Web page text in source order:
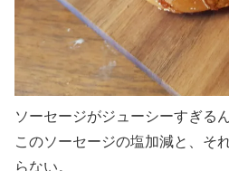
ソーセージがジューシーすぎるん
このソーセージの塩加減と、そ
らない。